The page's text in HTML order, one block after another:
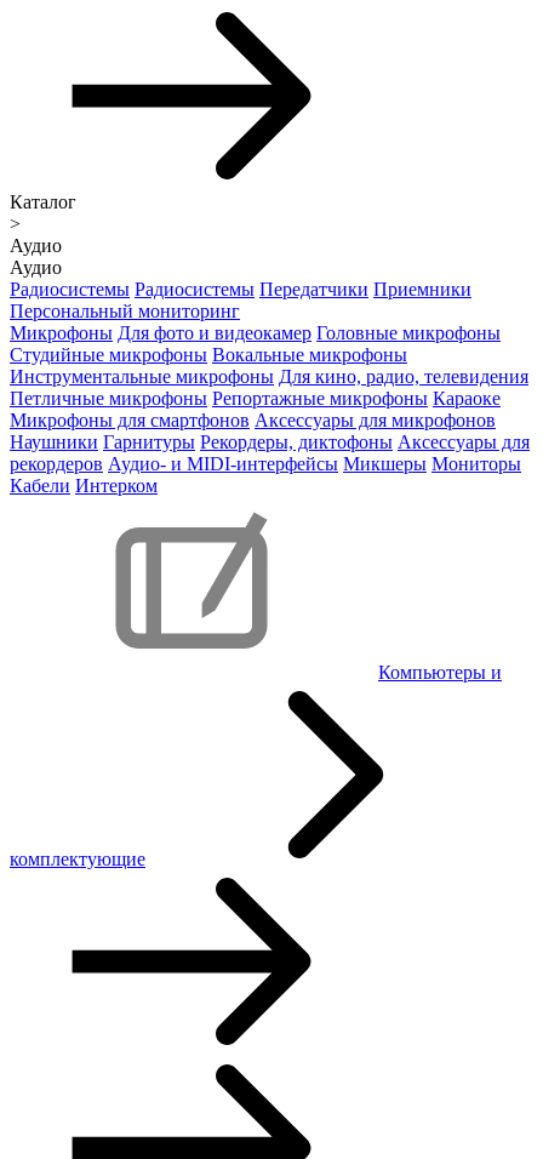
Каталог
>
Аудио
Аудио
Радиосистемы Радиосистемы Передатчики Приемники
Персональный мониторинг
Микрофоны Для фото и видеокамер Головные микрофоны
Студийные микрофоны Вокальные микрофоны
Инструментальные микрофоны Для кино, радио, телевидения
Петличные микрофоны Репортажные микрофоны Караоке
Микрофоны для смартфонов Аксессуары для микрофонов
Наушники Гарнитуры Рекордеры, диктофоны Аксессуары для
рекордеров Аудио- и MIDI-интерфейсы Микшеры Мониторы
Кабели Интерком
Компьютеры и
комплектующие